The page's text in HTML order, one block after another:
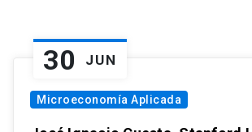
30 JUN
Microeconomía Aplicada